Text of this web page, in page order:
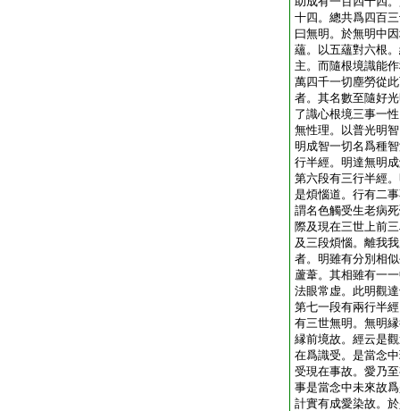
十四。總共爲四百
曰無明。於無明中
蘊。以五蘊對六根
主。而隨根境識能
萬四千一切塵勞從
者。其名數至隨好
了識心根境三事一
無性理。以普光明
明成智一切名爲種
行半經。明達無明
第六段有三行半經
是煩惱道。行有二
謂名色觸受生老病
際及現在三世上前
及三段煩惱。離我
者。明雖有分別相
蘆葦。其相雖有一
法眼常虚。此明觀
第七一段有兩行半
有三世無明。無明
縁前境故。經云是
在爲識受。是當念
受現在事故。愛乃
事是當念中未來故
計實有成愛染故。